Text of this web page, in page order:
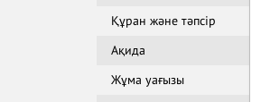
Құран және тәпсір
Ақида
Жұма уағызы